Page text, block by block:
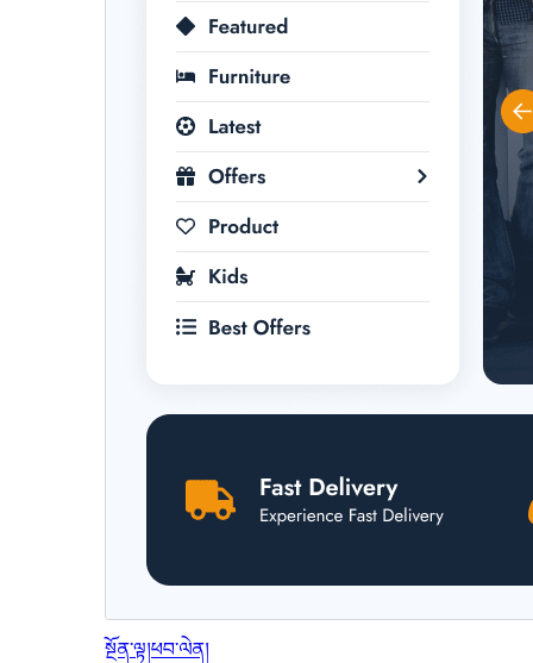
སྔོན་ལྟ།ཕབ་ལེན།